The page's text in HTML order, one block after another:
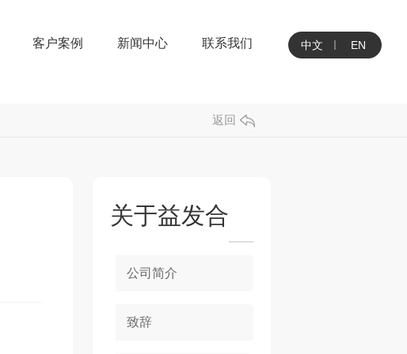
客户案例 新闻中心 联系我们 中文 EN
返回
关于益发合
公司简介
致辞